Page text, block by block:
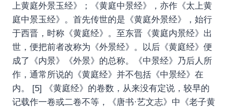
上黄庭外景玉经》；《黄庭中景经》，亦作《太上黄
庭中景玉经》。首先传世的是《黄庭外景经》，始行
于西晋，时称《黄庭经》。至东晋《黄庭内景经》出
世，便把前者改称为《外景经》。以后《黄庭经》便
成了《内景》《外景》的总称。《中景经》乃后人所
作，通常所说的《黄庭经》并不包括《中景经》在
内。 [5] 《黄庭经》的卷数，从来没有定说，较早的
记载作一卷或二卷不等，《唐书·艺文志》中《老子黄